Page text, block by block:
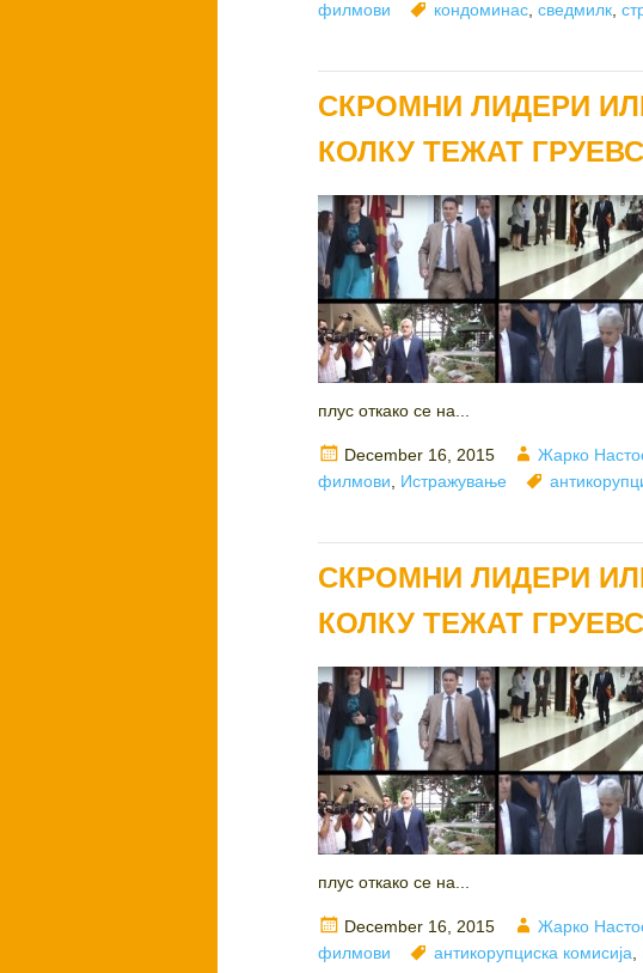
on
филмови
Tags
кондоминас ,сведмилк ,
СКРОМНИ ЛИДЕРИ
КОЛКУ ТЕЖАТ
плус откако се на...
Posted
on
December 16, 2015 Author
Жарко
филмови
Истражување Tags
СКРОМНИ ЛИДЕРИ
КОЛКУ ТЕЖАТ
плус откако се на...
Posted
on
December 16, 2015 Author
Жарко
филмови
Tags
антикорупциска комисија